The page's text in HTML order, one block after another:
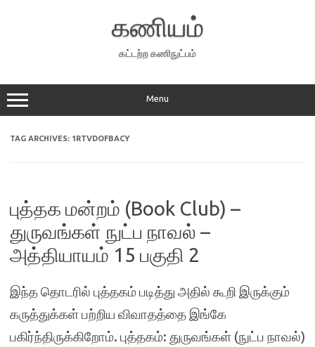
கணியம்
கட்டற்ற கணிநுட்பம்
Menu
TAG ARCHIVES: 1RTVDOFBACY
புத்தக மன்றம் (Book Club) –
துருவங்கள் நுட்ப நாவல் –
அத்தியாயம் 15 பகுதி 2
இந்த தொடரில் புத்தகம் படித்து அதில் கூறி இருக்கும்
கருத்துக்கள் பற்றிய விவாதத்தை இங்கே
பகிர்ந்திருக்கிறோம். புத்தகம்: துருவங்கள் (நுட்ப நாவல்)